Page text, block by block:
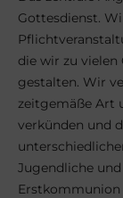
Gottesdienst.
die wir zu
gestalten. Wir
zeitgemäße Art
verkünden und
Jugendliche